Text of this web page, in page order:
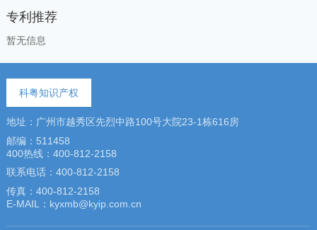
专利推荐
暂无信息
科粤知识产权
地址：广州市越秀区先烈中路100号大院23-1栋616房
邮编：511458
400热线：400-812-2158
联系电话：400-812-2158
传真：400-812-2158
E-MAIL：kyxmb@kyip.com.cn